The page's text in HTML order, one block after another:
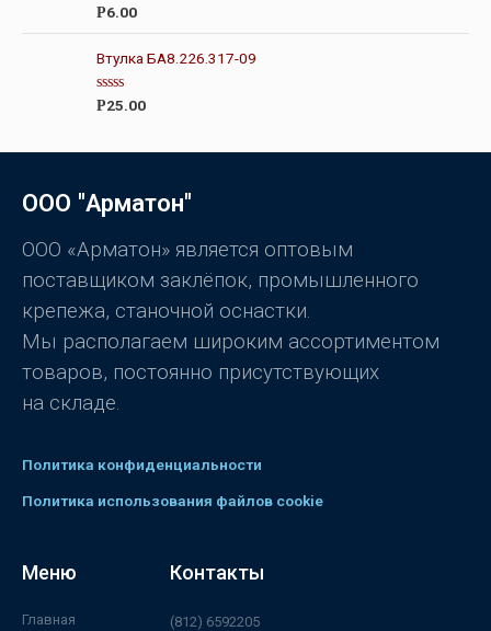
Оценка
Р6.00
Втулка БА8.226.317-09
О
и
з
Р25.00
ООО "Арматон"
ООО «Арматон» является оптовым
поставщиком заклёпок, промышленного
крепежа, станочной оснастки.
Мы располагаем широким ассортиментом
товаров, постоянно присутствующих
на складе.
Политика конфиденциальности
Политика использования файлов cookie
Меню
Главная
Контакты
(812) 6592205